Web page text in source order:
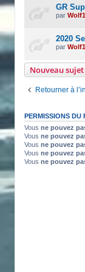
GR
par
2020
par
Nouveau sujet
Retourner à
PERMISSIONS DU
Vousne pouvez
Vousne pouvez
Vousne pouvez
Vousne pouvez
Vousne pouvez